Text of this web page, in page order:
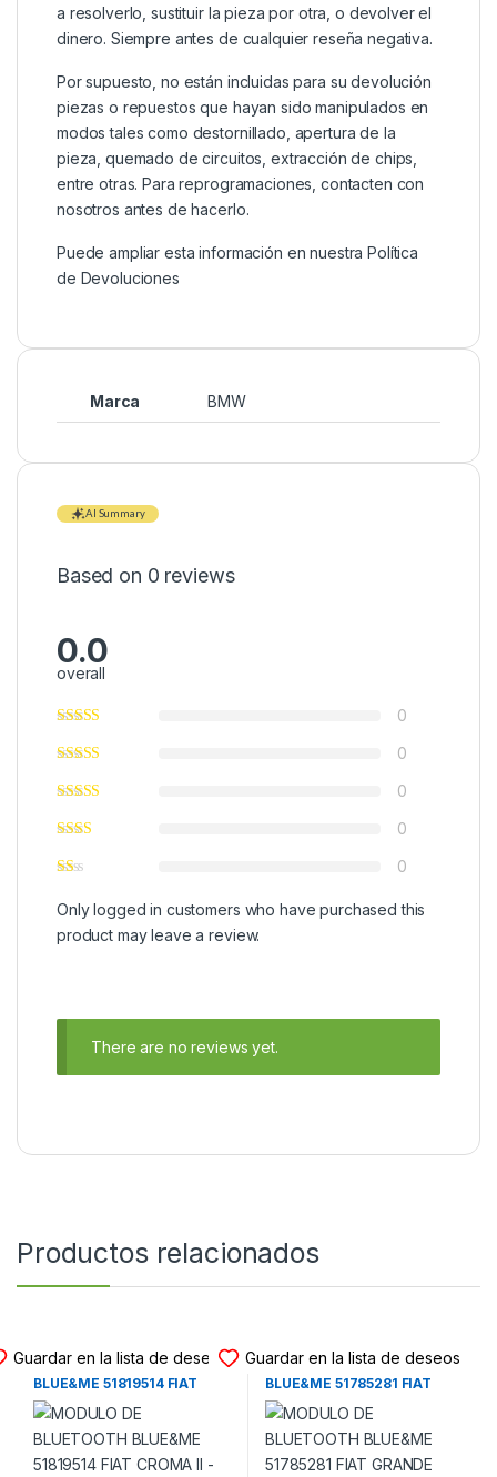
a resolverlo, sustituir la pieza por otra, o devolver el
dinero. Siempre antes de cualquier reseña negativa.
Por supuesto, no están incluidas para su devolución
piezas o repuestos que hayan sido manipulados en
modos tales como destornillado, apertura de la
pieza, quemado de circuitos, extracción de chips,
entre otras. Para reprogramaciones, contacten con
nosotros antes de hacerlo.
Puede ampliar esta información en nuestraPolítica
de Devoluciones
Marca BMW
AI Summary
Based on 0 reviews
0.0
overall
0
0
0
0
0
Only logged in customers who have purchased this
product may leave a review.
There are no reviews yet.
Productos relacionados
Guardar en la lista de deseos
MODULO DE BLUETOOTH
BLUE&ME 51819514 FIAT
CROMA II – FIAT BRAVO II
(2007-2012)
Guardar en la lista de deseos
MODULO DE BLUETOOTH
BLUE&ME 51785281 FIAT
GRANDE PUNTO (199)
(2005-2008)